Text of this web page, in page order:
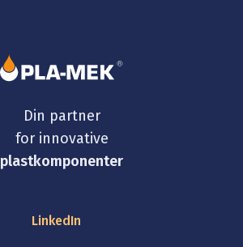
Din partner
for innovative
plastkomponenter
LinkedIn